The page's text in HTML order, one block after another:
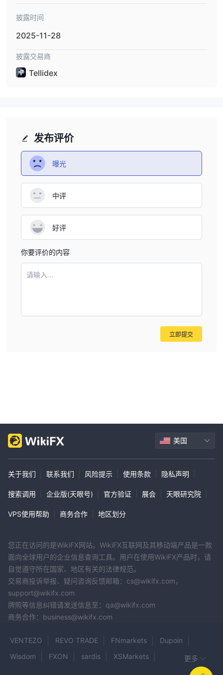
披露时间
2025-11-28
披露交易商
Tellidex
发布评价
曝光
中评
好评
你要评价的内容
请输入...
立即提交
美国
关于我们 联系我们 风险提示 使用条款 隐私声明
搜索调用 企业版(天眼号) 官方验证 展会 天眼研究院
VPS使用帮助 商务合作 地区划分
您正在访问的是WikiFX网站。WikiFX互联网及其移动端产品是一款
面向全球用户的企业信息查询工具。用户在使用WikiFX产品时，请
自觉遵守所在国家、地区有关的法律规范。
交易商投诉举报、疑问咨询反馈邮箱：cs@wikifx.com，
support@wikifx.com
牌照等信息纠错请发送信息至：qa@wikifx.com
商务合作：business@wikifx.com
VENTEZO REVO TRADE FNmarkets
Dupoin
Wisdom
FXON sardis
XSMarkets
更多